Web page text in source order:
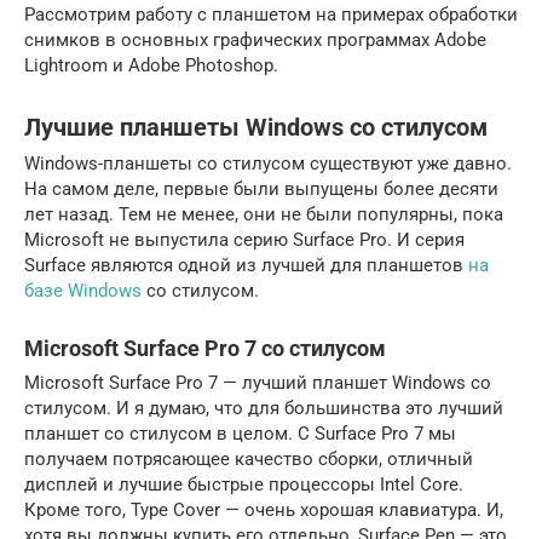
Рассмотрим работу с планшетом на примерах обработки
снимков в основных графических программах Adobe
Lightroom и Adobe Photoshop.
Лучшие планшеты Windows со стилусом
Windows-планшеты со стилусом существуют уже давно.
На самом деле, первые были выпущены более десяти
лет назад. Тем не менее, они не были популярны, пока
Microsoft не выпустила серию Surface Pro. И серия
Surface являются одной из лучшей для планшетов на
базе Windows со стилусом.
Microsoft Surface Pro 7 со стилусом
Microsoft Surface Pro 7 — лучший планшет Windows со
стилусом. И я думаю, что для большинства это лучший
планшет со стилусом в целом. С Surface Pro 7 мы
получаем потрясающее качество сборки, отличный
дисплей и лучшие быстрые процессоры Intel Core.
Кроме того, Type Cover — очень хорошая клавиатура. И,